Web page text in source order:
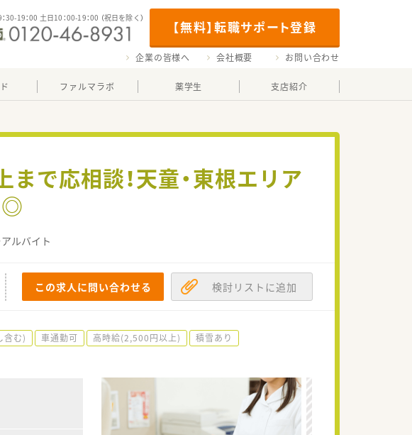
【無料】転職サポート登録
30-19：00 土日10：00-19：00 （祝日を除く）
企業の皆様へ 会社概要 お問い合わせ
ファルマラボ 薬学生 支店紹介
で応相談！天童・東根エリア
◎
アルバイト
この求人に問い合わせる 検討リストに追加
含む) 車通勤可 高時給(2,500円以上)
積雪あり